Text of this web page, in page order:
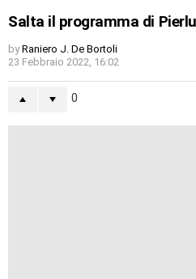
Salta il programma di
by Raniero J. De Bortoli
23 Febbraio 2022, 16:02
0